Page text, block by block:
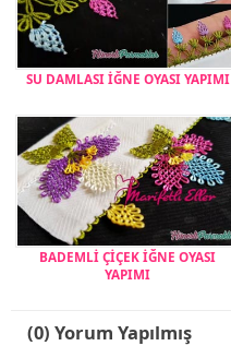
SU DAMLASI İĞNE OYASI YAPIMI
BADEMLİ ÇİÇEK İĞNE OYASI
YAPIMI
(0) Yorum Yapılmış